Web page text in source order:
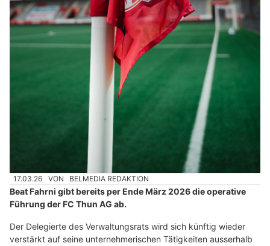
17.03.26 VON BELMEDIA REDAKTION
Beat Fahrni gibt bereits per Ende März 2026 die operative
Führung der FC Thun AG ab.
Der Delegierte des Verwaltungsrats wird sich künftig wieder
verstärkt auf seine unternehmerischen Tätigkeiten ausserhalb